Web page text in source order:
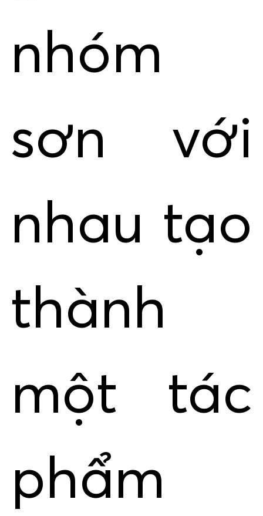
nhóm
sơn với
nhau tạo
thành
một tác
phẩm